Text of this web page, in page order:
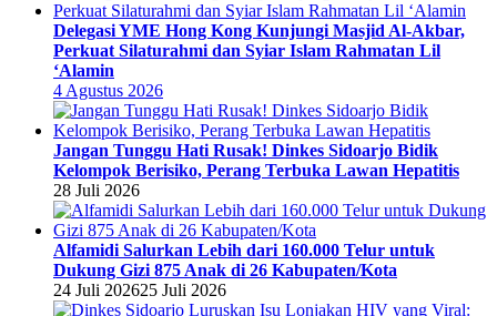
Delegasi YME Hong Kong Kunjungi Masjid Al-Akbar,
Perkuat Silaturahmi dan Syiar Islam Rahmatan Lil
‘Alamin
4 Agustus 2026
Jangan Tunggu Hati Rusak! Dinkes Sidoarjo Bidik
Kelompok Berisiko, Perang Terbuka Lawan Hepatitis
28 Juli 2026
Alfamidi Salurkan Lebih dari 160.000 Telur untuk
Dukung Gizi 875 Anak di 26 Kabupaten/Kota
24 Juli 202625 Juli 2026